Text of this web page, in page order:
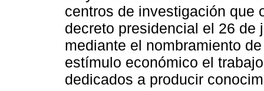
centros de investigación que
decreto presidencial el 26 de
mediante el nombramiento
estímulo económico el
dedicados a producir